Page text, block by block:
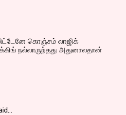
கொஞ்சம் லாஜிக்
நல்லாருந்தது அதுனாலதான்